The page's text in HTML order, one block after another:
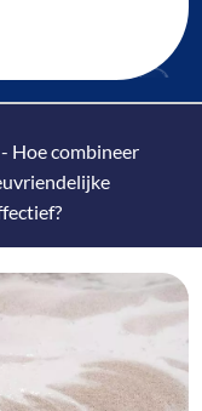
- Hoe combineer